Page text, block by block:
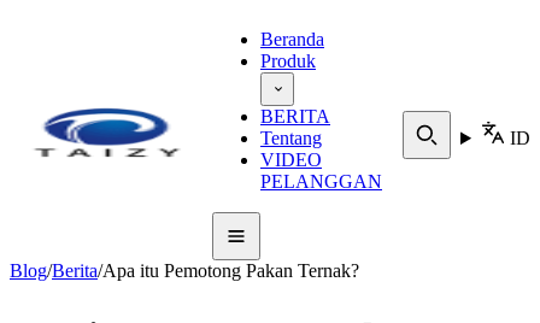
Beranda
Produk
BERITA
Tentang
VIDEO
PELANGGAN
ID
Blog/Berita/Apa itu Pemotong Pakan Ternak?